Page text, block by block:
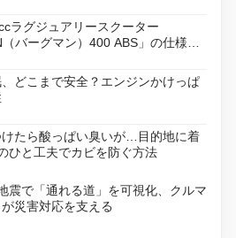
ラグジュアリースクーター
（バーグマン）400 ABS」の仕様を
日に発売
どこまで安全？エンジンかけっぱ
けたら酸っぱい臭いが…目的地に着
ひと工夫でカビを防ぐ方法
震で「通れる道」を可視化、クルマ
災害対応を支える